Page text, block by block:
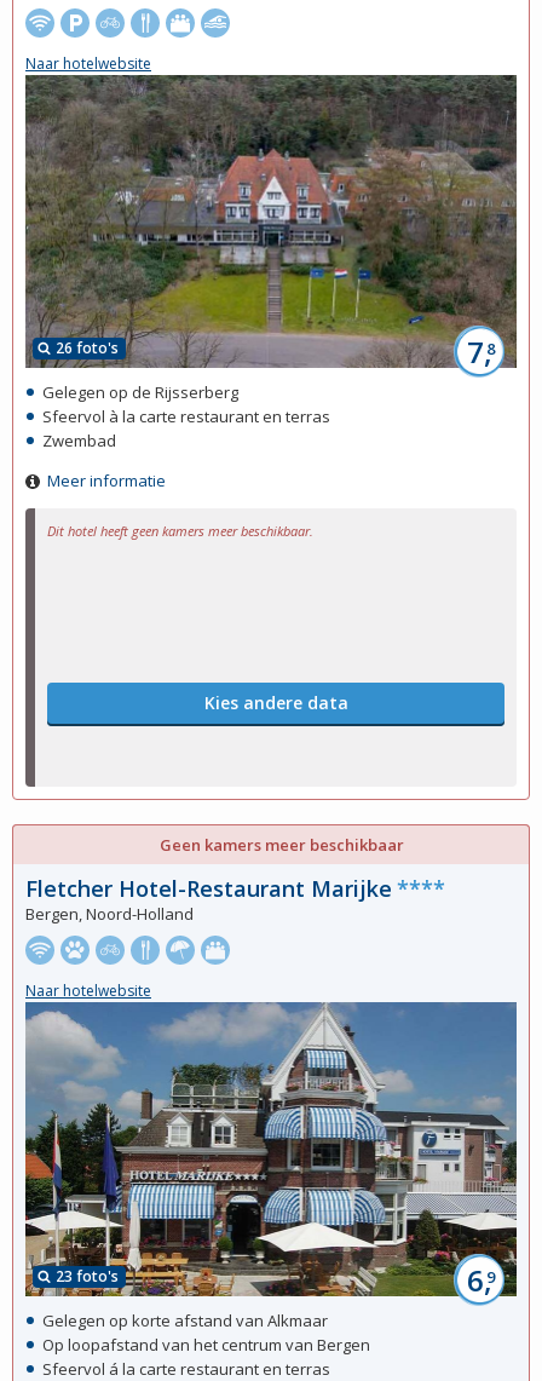
Dit hotel heeft geen kamers meer beschikbaar.
Kies andere data
26 foto's 7,8
Naar hotelwebsite
Gelegen op de Rijsserberg
Sfeervol à la carte restaurant en terras
Zwembad
Meer informatie
Geen kamers meer beschikbaar
23 foto's 6,9
Fletcher Hotel-Restaurant Marijke ****
Bergen, Noord-Holland
Naar hotelwebsite
Gelegen op korte afstand van Alkmaar
Op loopafstand van het centrum van Bergen
Sfeervol á la carte restaurant en terras